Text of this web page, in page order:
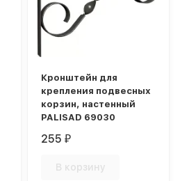
Кронштейн для
крепления подвесных
корзин, настенный
PALISAD 69030
255₽
В корзину